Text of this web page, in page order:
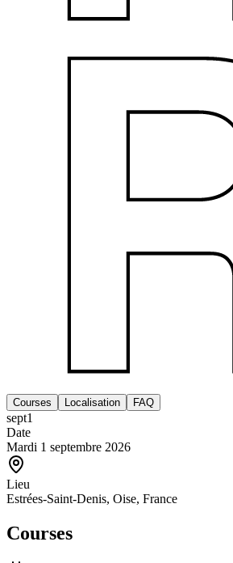
Courses Localisation FAQ
sept1
Date
Mardi 1 septembre 2026
Lieu
Estrées-Saint-Denis, Oise, France
Courses